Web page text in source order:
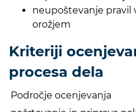
neupoštevanje pravil
orožjem
Kriteriji
procesa dela
Področje ocenjevanja